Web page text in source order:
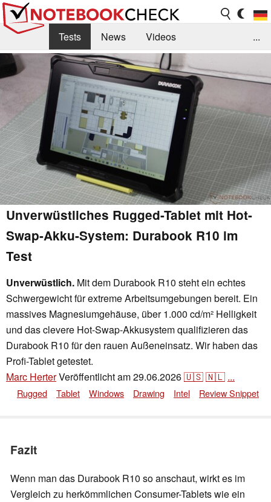
Tests News
Videos
Benchmarks & Tech
Externe Tests
Kaufberatung
Deals Suche
Jobs
Forum
...
Unverwüstliches Rugged-Tablet mit Hot-
Swap-Akku-System: Durabook R10 im
Test
Unverwüstlich. Mit dem Durabook R10 steht ein echtes
Schwergewicht für extreme Arbeitsumgebungen bereit. Ein
massives Magnesiumgehäuse, über 1.000 cd/m² Helligkeit
und das clevere Hot-Swap-Akkusystem qualifizieren das
Durabook R10 für den rauen Außeneinsatz. Wir haben das
Profi-Tablet getestet.
Marc HerterVeröffentlicht am29.06.2026🇺🇸🇳🇱 ...
Rugged Tablet Windows Drawing Intel Review Snippet
Fazit
Wenn man das Durabook R10 so anschaut, wirkt es im
Vergleich zu herkömmlichen Consumer-Tablets wie ein